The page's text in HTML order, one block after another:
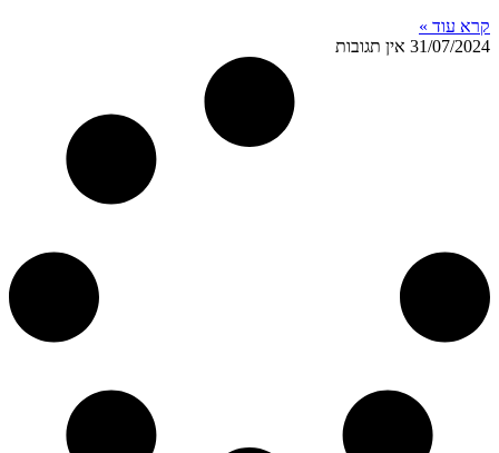
קרא עוד »
31/07/2024 אין תגובות